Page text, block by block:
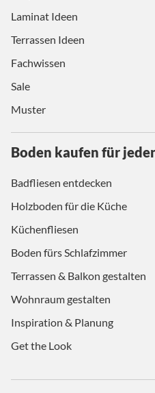
Laminat Ideen
Terrassen Ideen
Fachwissen
Sale
Muster
Boden kaufen für
Badfliesen entdecken
Holzboden für die Küche
Küchenfliesen
Boden fürs Schlafzimmer
Terrassen & Balkon gestalten
Wohnraum gestalten
Inspiration & Planung
Get the Look